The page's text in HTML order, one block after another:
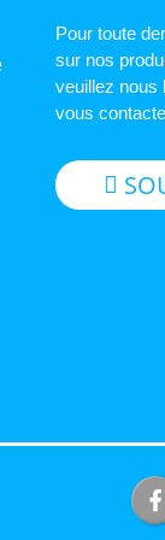
Pour toute
sur nos
veuillez nous
vous